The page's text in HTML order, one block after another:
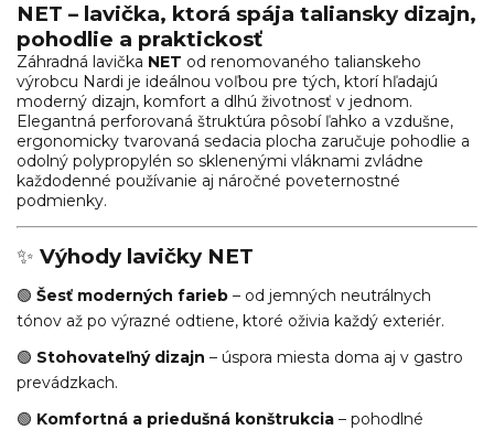
NET – lavička, ktorá spája taliansky dizajn,
pohodlie a praktickosť
Záhradná lavička NET od renomovaného talianskeho
výrobcu Nardi je ideálnou voľbou pre tých, ktorí hľadajú
moderný dizajn, komfort a dlhú životnosť v jednom.
Elegantná perforovaná štruktúra pôsobí ľahko a vzdušne,
ergonomicky tvarovaná sedacia plocha zaručuje pohodlie a
odolný polypropylén so sklenenými vláknami zvládne
každodenné používanie aj náročné poveternostné
podmienky.
✨ Výhody lavičky NET
🟢 Šesť moderných farieb – od jemných neutrálnych
tónov až po výrazné odtiene, ktoré oživia každý exteriér.
🟢 Stohovateľný dizajn – úspora miesta doma aj v gastro
prevádzkach.
🟢 Komfortná a priedušná konštrukcia – pohodlné